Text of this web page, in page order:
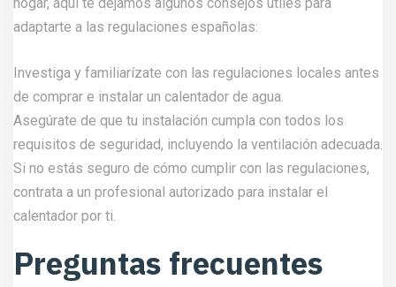
adaptarte a las regulaciones españolas:
Investiga y familiarízate con las regulaciones locales antes
de comprar e instalar un calentador de agua.
Asegúrate de que tu instalación cumpla con todos los
requisitos de seguridad, incluyendo la ventilación adecuada.
Si no estás seguro de cómo cumplir con las regulaciones,
contrata a un profesional autorizado para instalar el
calentador por ti.
Preguntas frecuentes